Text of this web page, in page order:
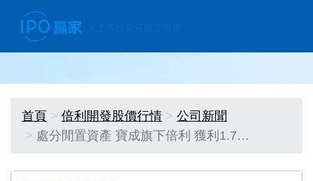
首頁 倍利開發股價行情
公司新聞
處分閒置資產 寶成旗下倍利 獲利1.7…